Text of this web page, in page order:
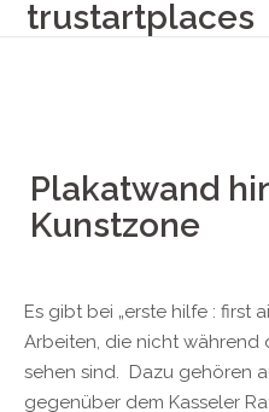
trustartplaces
Plakatwand
Kunstzone
Es gibt bei „erste hilfe : first
Arbeiten, die nicht während
sehen sind. Dazu gehören
gegenüber dem Kasseler